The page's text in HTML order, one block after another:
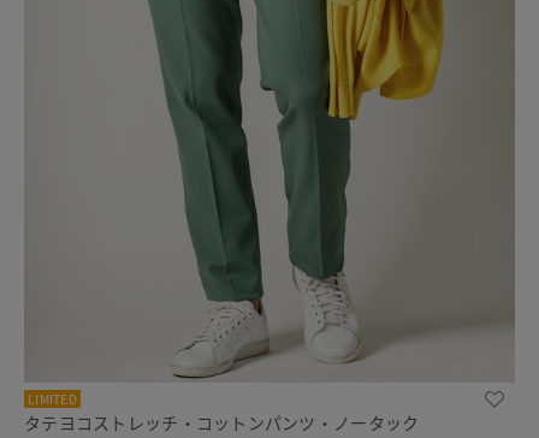
LIMITED
タテヨコストレッチ・コットンパンツ・ノータック